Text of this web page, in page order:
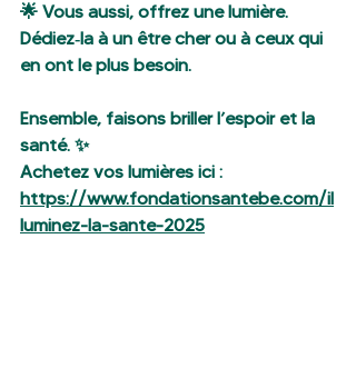
🌟 Vous aussi, offrez une lumière.
Dédiez‑la à un être cher ou à ceux qui
en ont le plus besoin.
Ensemble, faisons briller l’espoir et la
santé. ✨
Achetez vos lumières ici :
https://www.fondationsantebe.com/il
luminez-la-sante-2025